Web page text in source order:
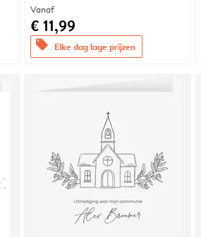
Vanaf
€ 11,99
offers Elke dag lage prijzen